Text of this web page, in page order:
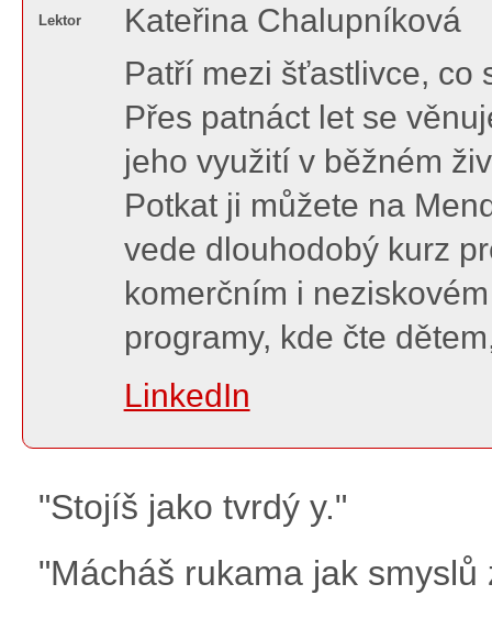
Lektor
Kateřina Chalupníková
Patří mezi šťastlivce, co
Přes patnáct let se
jeho využití v běžném
Potkat ji můžete na
vede dlouhodobý kurz
komerčním i
programy, kde čte
LinkedIn
"Stojíš jako tvrdý y."
"Mácháš rukama jak smyslů